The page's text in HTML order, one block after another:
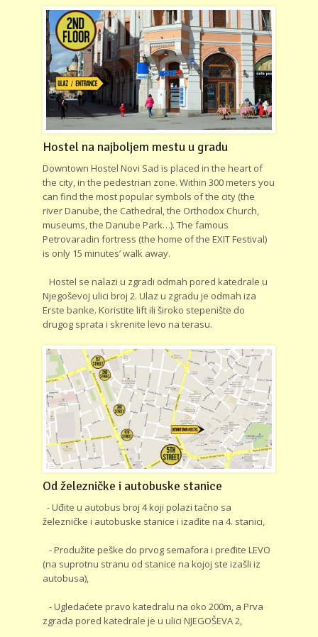
Hostel na najboljem mestu u gradu
Downtown Hostel Novi Sad is placed in the heart of
the city, in the pedestrian zone. Within 300 meters you
can find the most popular symbols of the city (the
river Danube, the Cathedral, the Orthodox Church,
museums, the Danube Park…). The famous
Petrovaradin fortress (the home of the EXIT Festival)
is only 15 minutes’ walk away.
Hostel se nalazi u zgradi odmah pored katedrale u
Njegoševoj ulici broj 2. Ulaz u zgradu je odmah iza
Erste banke. Koristite lift ili široko stepenište do
drugog sprata i skrenite levo na terasu.
Od železničke i autobuske stanice
- Uđite u autobus broj 4 koji polazi tačno sa
železničke i autobuske stanice i izađite na 4. stanici,
- Produžite peške do prvog semafora i pređite LEVO
(na suprotnu stranu od stanice na kojoj ste izašli iz
autobusa),
- Ugledaćete pravo katedralu na oko 200m, a Prva
zgrada pored katedrale je u ulici NJEGOŠEVA 2,